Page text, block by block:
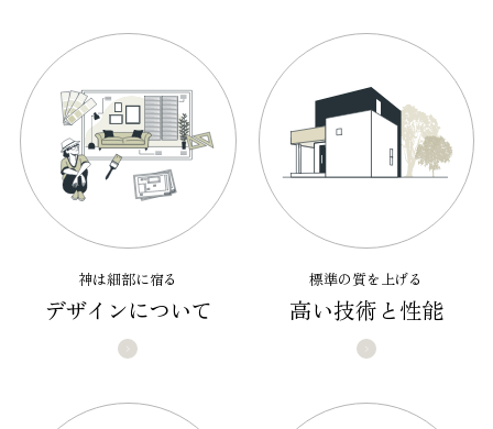
神は細部に宿る
デザインについて
標準の質を上げる
高い技術と性能